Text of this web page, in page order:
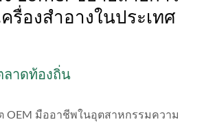
รื่องสำอางในประเทศ
ลาดท้องถิ่น
OEM มืออาชีพในอุตสาหกรรมความ